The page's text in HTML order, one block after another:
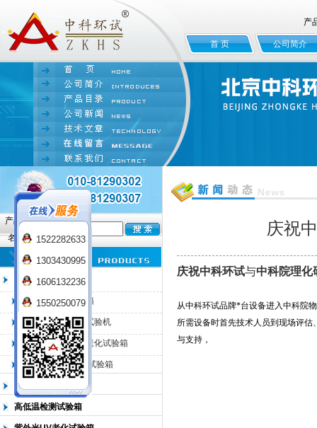
北京中科环试仪器有限公司
产
首 页 公司简介
产品
名:
臭氧老化试验箱
QL-100臭氧老化箱
QL-225臭氧老化试验机
QL-500动态臭氧老化试验箱
QL-0*型臭氧老化试验箱
低温恒温试验箱
高低温检测试验箱
庆祝
庆祝中科环试与中科院理化
从中科环试品牌*台设备进入中科院
所需设备时首先技术人员到现场评
与支持，
1522282633
1303430995
1606132236
1550250079